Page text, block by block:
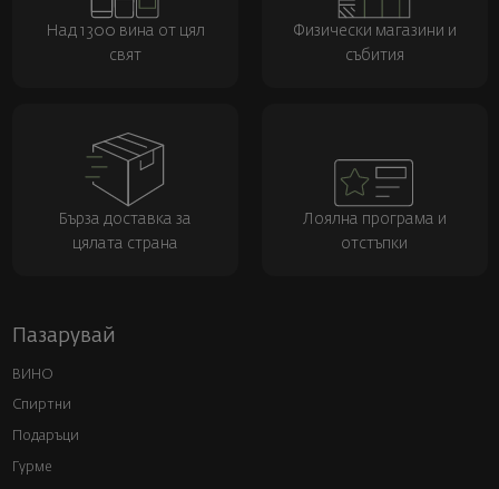
Над 1300 вина от цял
свят
Физически магазини и
събития
Бърза доставка за
цялата страна
Лоялна програма и
отстъпки
Пазарувай
ВИНО
Спиртни
Подаръци
Гурме